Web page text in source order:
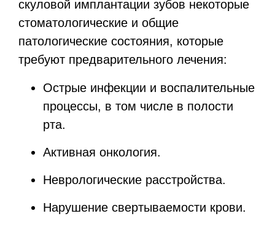
скуловой имплантации зубов некоторые
стоматологические и общие
патологические состояния, которые
требуют предварительного лечения:
Острые инфекции и воспалительные
процессы, в том числе в полости
рта.
Активная онкология.
Неврологические расстройства.
Нарушение свертываемости крови.